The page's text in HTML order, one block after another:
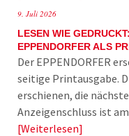
9. Juli 2026
LESEN WIE
EPPENDORFER ALS
Der EPPENDORFER
seitige Printausgabe.
erschienen, die
Anzeigenschluss ist
Weiterlesen